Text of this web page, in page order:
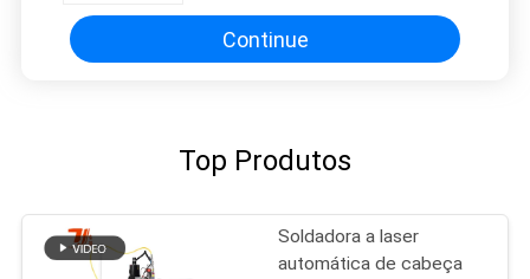
Continue
Top Produtos
Soldadora a laser
automática de cabeça